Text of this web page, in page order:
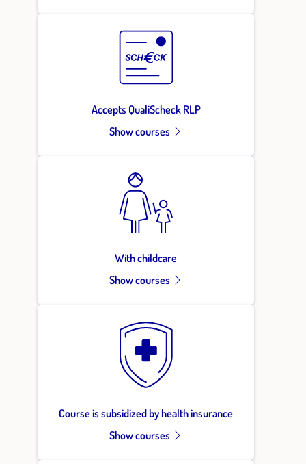
Accepts QualiScheck RLP
Show courses
With childcare
Show courses
Course is subsidized by health insurance
Show courses